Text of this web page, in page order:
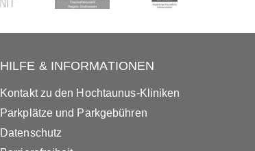
HILFE & INFORMATIONEN
Kontakt zu den Hochtaunus-Kliniken
Parkplätze und Parkgebühren
Datenschutz